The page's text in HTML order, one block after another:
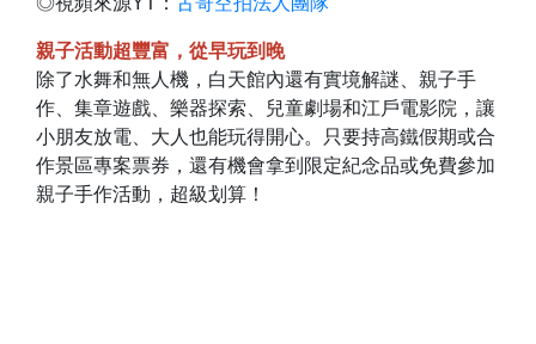
親子活動超豐富，從早玩到晚
除了水舞和無人機，白天館內還有實境解謎、親子手
作、集章遊戲、樂器探索、兒童劇場和江戶電影院，讓
小朋友放電、大人也能玩得開心。只要持高鐵假期或合
作景區專案票券，還有機會拿到限定紀念品或免費參加
親子手作活動，超級划算！